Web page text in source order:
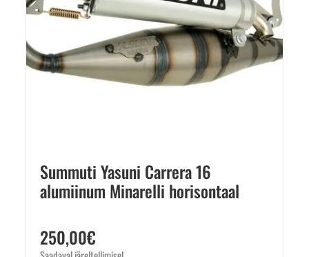
Summuti Yasuni Carrera 16
alumiinum Minarelli horisontaal
250,00€